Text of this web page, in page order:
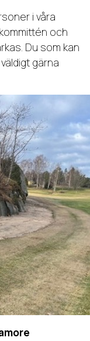
i våra
och
Du som kan
gärna